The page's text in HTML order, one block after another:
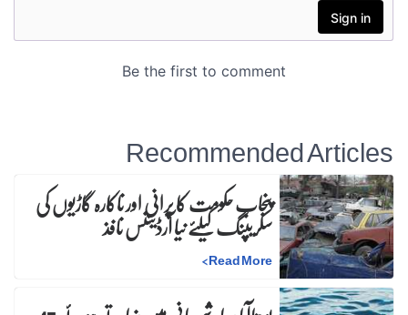
Recommended Articles
پنجاب حکومت کا پرانی اور ناکارہ گاڑیوں کی
سکریپنگ کیلئے نیا آرڈیننس نافذ
Read More
>